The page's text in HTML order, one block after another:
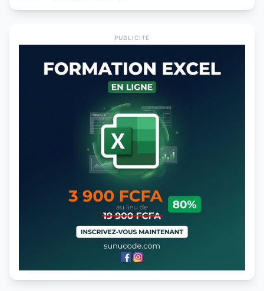
PUBLICITÉ